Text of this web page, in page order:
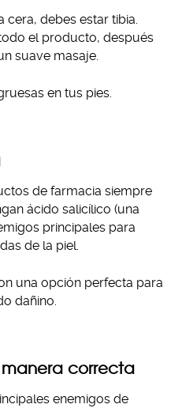
cera, debes estar tibia.
el producto, después
suave masaje.
en tus pies.
de farmacia siempre
ácido salicílico (una
principales para
de la piel.
una opción perfecta para
dañino.
manera correcta
enemigos de